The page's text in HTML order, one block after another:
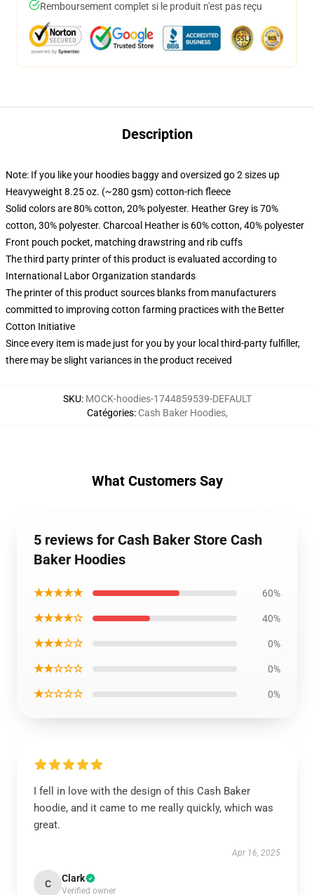
Remboursement complet si le produit n'est pas reçu
Description
Note: If you like your hoodies baggy and oversized go 2 sizes up
Heavyweight 8.25 oz. (~280 gsm) cotton-rich fleece
Solid colors are 80% cotton, 20% polyester. Heather Grey is 70%
cotton, 30% polyester. Charcoal Heather is 60% cotton, 40% polyester
Front pouch pocket, matching drawstring and rib cuffs
The third party printer of this product is evaluated according to
International Labor Organization standards
The printer of this product sources blanks from manufacturers
committed to improving cotton farming practices with the Better
Cotton Initiative
Since every item is made just for you by your local third-party fulfiller,
there may be slight variances in the product received
SKU: MOCK-hoodies-1744859539-DEFAULT
Catégories: Cash Baker Hoodies,
What Customers Say
5 reviews for Cash Baker Store Cash
Baker Hoodies
★★★★★ 60%
★★★★☆ 40%
★★★☆☆ 0%
★★☆☆☆ 0%
★☆☆☆☆ 0%
I fell in love with the design of this Cash Baker
hoodie, and it came to me really quickly, which was
great.
Apr 16, 2025
C Clark
Verified owner